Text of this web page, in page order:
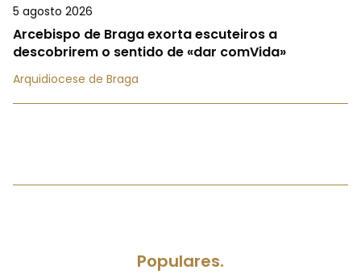
5 agosto 2026
Arcebispo de Braga exorta escuteiros a
descobrirem o sentido de «dar comVida»
Arquidiocese de Braga
Populares.